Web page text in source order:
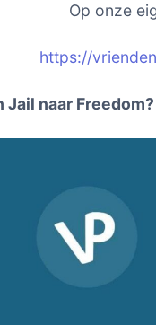
Op onze
https://
Jail naar